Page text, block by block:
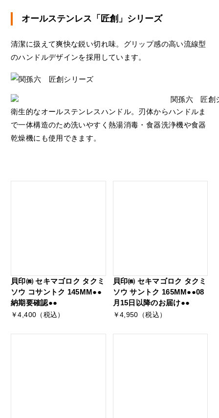
オールステンレス「匠創」シリーズ
清潔に扱えて爽快な鋭い切れ味。グリップ感の高い流線型
のハンドルデザインを採用しています。
衛生的なオールステンレスハンドル。刃体からハンドルま
で一体構造のため洗いやすく熱湯消毒・食器洗浄機や食器
乾燥機にも使用できます。
貝印㈱ セキマゴロク タクミ
ソウ コサントク 145MM●●
納期要確認●●
￥4,400（税込）
貝印㈱ セキマゴロク タクミ
ソウ サントク 165MM●●08
月15日以降のお届け●●
￥4,950（税込）